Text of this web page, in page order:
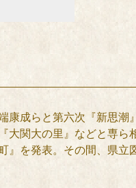
康成らと第六次『新思潮
大関大の里』などと専ら
』を発表。その間、県立